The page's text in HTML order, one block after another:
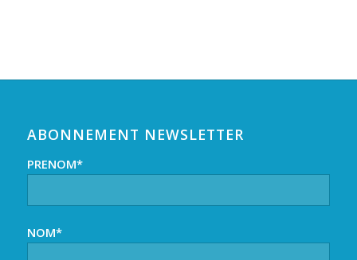
ABONNEMENT NEWSLETTER
PRENOM*
NOM*